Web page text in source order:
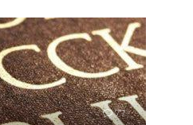
77